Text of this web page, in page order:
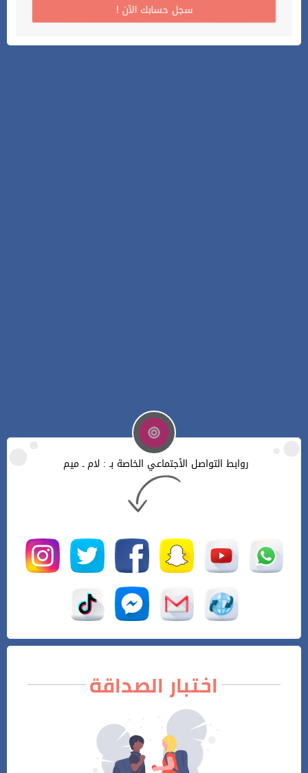
! سجل حسابك الآن
روابط التواصل الأجتماعي الخاصة بـ : لام ـ ميم
اختبار الصداقة